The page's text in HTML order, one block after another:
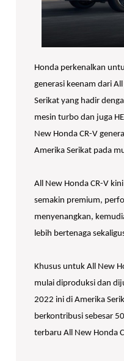
Honda perkenalkan
generasi keenam dari
Serikat yang hadir
mesin turbo dan juga
New Honda CR-V
Amerika Serikat pada
All New Honda CR-V
semakin premium,
menyenangkan,
lebih bertenaga
Khusus untuk All New
mulai diproduksi dan
2022 ini di Amerika
berkontribusi sebesar
terbaru All New Honda